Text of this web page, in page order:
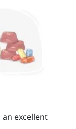
excellent